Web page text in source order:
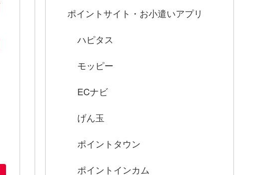
ポイントサイト・お小遣いアプリ
ハピタス
モッピー
ECナビ
げん玉
ポイントタウン
ポイントインカム